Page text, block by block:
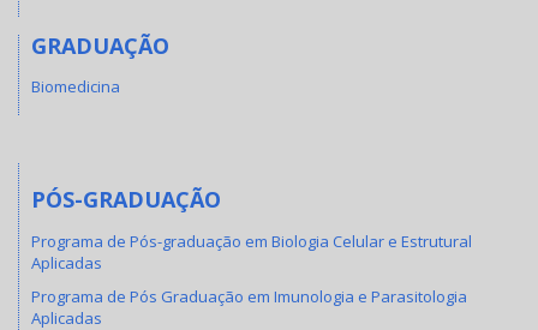
GRADUAÇÃO
Biomedicina
PÓS-GRADUAÇÃO
Programa de Pós-graduação em Biologia Celular e Estrutural
Aplicadas
Programa de Pós Graduação em Imunologia e Parasitologia
Aplicadas